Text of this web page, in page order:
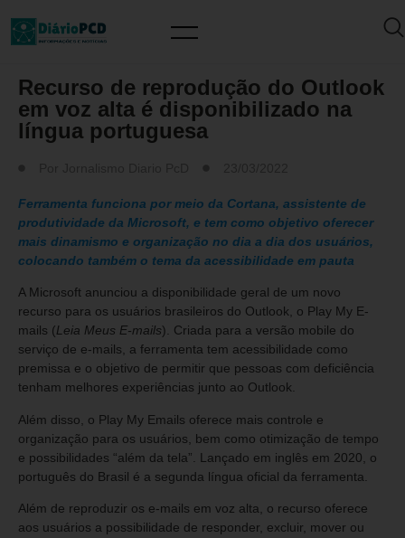
Recurso de reprodução do Outlook
em voz alta é disponibilizado na
língua portuguesa
Ferramenta funciona por meio da Cortana, assistente de
produtividade da Microsoft, e tem como objetivo oferecer
mais dinamismo e organização no dia a dia dos usuários,
colocando também o tema da acessibilidade em pauta
A Microsoft anunciou a disponibilidade geral de um novo
recurso para os usuários brasileiros do Outlook, o Play My E-
mails (Leia Meus E-mails). Criada para a versão mobile do
serviço de e-mails, a ferramenta tem acessibilidade como
premissa e o objetivo de permitir que pessoas com deficiência
tenham melhores experiências junto ao Outlook.
Além disso, o Play My Emails oferece mais controle e
organização para os usuários, bem como otimização de tempo
e possibilidades “além da tela”. Lançado em inglês em 2020, o
português do Brasil é a segunda língua oficial da ferramenta.
Além de reproduzir os e-mails em voz alta, o recurso oferece
aos usuários a possibilidade de responder, excluir, mover ou